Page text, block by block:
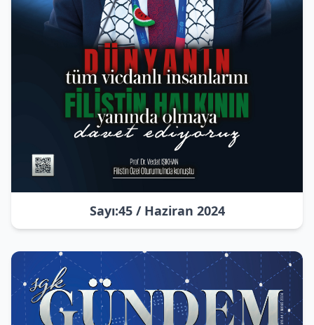
Sayı:45 / Haziran 2024